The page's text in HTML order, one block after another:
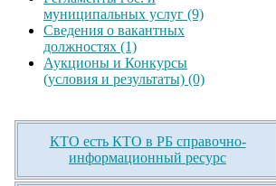
муниципальных услуг (9)
Сведения о вакантных
должностях (1)
Аукционы и Конкурсы
(условия и результаты) (0)
КТО есть КТО в РБ справочно-
информационный ресурс